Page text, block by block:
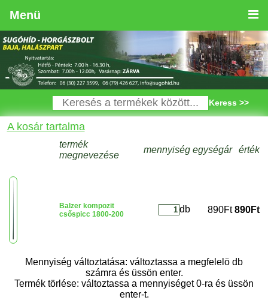
Menü
Keress >>
A kosár tartalma
termék
megnevezése
mennyiség egységár érték
Balzer kompozit
csőspicc 1800-200
db 890Ft 890Ft
Mennyiség változtatása: változtassa a megfelelö db
számra és üssön enter.
Termék törlése: változtassa a mennyiséget 0-ra és üssön
enter-t.